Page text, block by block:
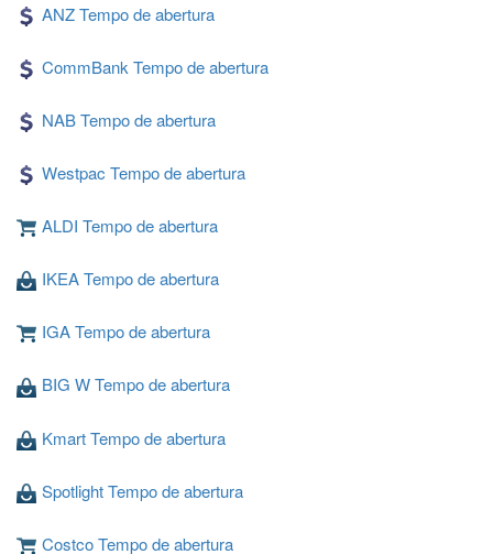
ANZ Tempo de abertura
CommBank Tempo de abertura
NAB Tempo de abertura
Westpac Tempo de abertura
ALDI Tempo de abertura
IKEA Tempo de abertura
IGA Tempo de abertura
BIG W Tempo de abertura
Kmart Tempo de abertura
Spotlight Tempo de abertura
Costco Tempo de abertura